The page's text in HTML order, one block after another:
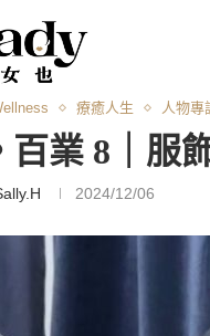
療癒人生 人物專
百業 8｜服
2024/12/06